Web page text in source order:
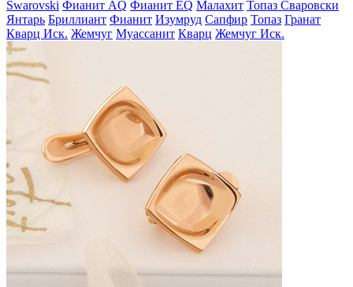
Swarovski Фианит AQ Фианит EQ Малахит Топаз Сваровски
Янтарь Бриллиант Фианит Изумруд Сапфир Топаз Гранат
Кварц Иск. Жемчуг Муассанит Кварц Жемчуг Иск.